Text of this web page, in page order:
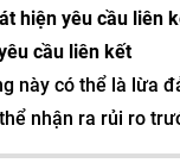
hiện yêu cầu liên
cầu liên kết
này có thể là lừa
nhận ra rủi ro